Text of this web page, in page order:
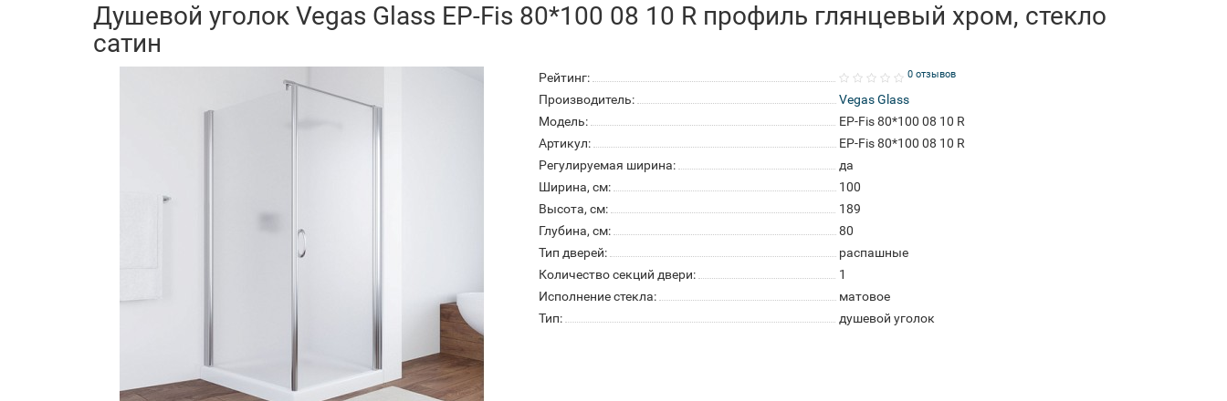
Душевой уголок Vegas Glass EP-Fis 80*100 08 10 R профиль глянцевый хром, стекло
сатин
Рейтинг: 0 отзывов
Производитель:
Vegas Glass
Модель:
EP-Fis 80*100 08 10 R
Артикул:
EP-Fis 80*100 08 10 R
Регулируемая ширина:
да
Ширина, см:
100
Высота, см:
189
Глубина, см:
80
Тип дверей:
распашные
Количество секций двери:
1
Исполнение стекла:
матовое
Тип:
душевой уголок